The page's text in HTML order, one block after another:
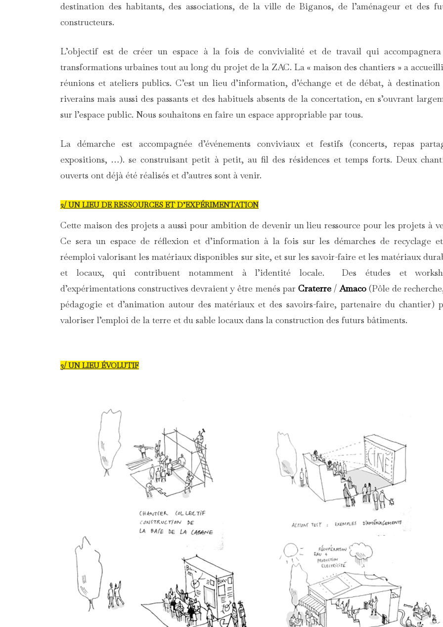
destination des habitants, des associations, de la ville de Biganos, de l’aménageur et des
constructeurs.
L’objectif est de créer un espace à la fois de convivialité et de travail qui
transformations urbaines tout au long du projet de la ZAC. La « maison des chantiers » a
réunions et ateliers publics. C’est un lieu d’information, d’échange et de débat, à destination
riverains mais aussi des passants et des habituels absents de la concertation, en s’ouvrant
sur l’espace public. Nous souhaitons en faire un espace appropriable par tous.
La démarche est accompagnée d’événements conviviaux et festifs (concerts, repas
expositions, …). se construisant petit à petit, au fil des résidences et temps forts. Deux
ouverts ont déjà été réalisés et d’autres sont à venir.
2/ UN LIEU DE RESSOURCES ET D’EXPÉRIMENTATION
Cette maison des projets a aussi pour ambition de devenir un lieu ressource pour les projets à
Ce sera un espace de réflexion et d’information à la fois sur les démarches de recyclage
réemploi valorisant les matériaux disponibles sur site, et sur les savoir-faire et les matériaux
et locaux, qui contribuent notamment à l’identité locale. Des études et
d’expérimentations constructives devraient y être menés par Craterre/Amaco (Pôle de
pédagogie et d’animation autour des matériaux et des savoirs-faire, partenaire du chantier)
valoriser l’emploi de la terre et du sable locaux dans la construction des futurs bâtiments.
3/ UN LIEU ÉVOLUTIF